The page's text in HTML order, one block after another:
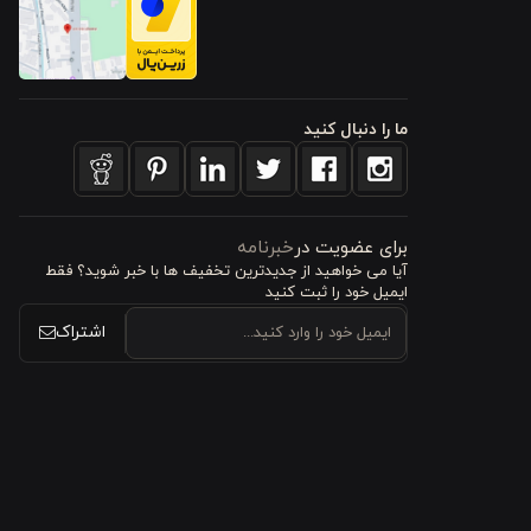
مقابل
در
مناسب
ما را دنبال کنید
برای عضویت درخبرنامه
آیا می خواهید از جدید‌ترین تخفیف‌ ها با‌ خبر شوید؟ فقط
ایمیل خود را ثبت کنید
اشتراک